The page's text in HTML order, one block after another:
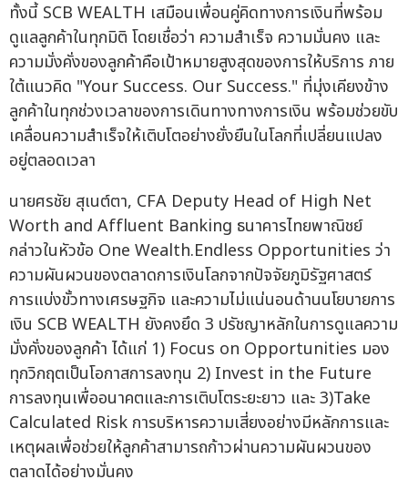
ทั้งนี้ SCB WEALTH เสมือนเพื่อนคู่คิดทางการเงินที่พร้อม
ดูแลลูกค้าในทุกมิติ โดยเชื่อว่า ความสำเร็จ ความมั่นคง และ
ความมั่งคั่งของลูกค้าคือเป้าหมายสูงสุดของการให้บริการ ภาย
ใต้แนวคิด "Your Success. Our Success." ที่มุ่งเคียงข้าง
ลูกค้าในทุกช่วงเวลาของการเดินทางทางการเงิน พร้อมช่วยขับ
เคลื่อนความสำเร็จให้เติบโตอย่างยั่งยืนในโลกที่เปลี่ยนแปลง
อยู่ตลอดเวลา
นายศรชัย สุเนต์ตา, CFA Deputy Head of High Net
Worth and Affluent Banking ธนาคารไทยพาณิชย์
กล่าวในหัวข้อ One Wealth.Endless Opportunities ว่า
ความผันผวนของตลาดการเงินโลกจากปัจจัยภูมิรัฐศาสตร์
การแบ่งขั้วทางเศรษฐกิจ และความไม่แน่นอนด้านนโยบายการ
เงิน SCB WEALTH ยังคงยึด 3 ปรัชญาหลักในการดูแลความ
มั่งคั่งของลูกค้า ได้แก่ 1) Focus on Opportunities มอง
ทุกวิกฤตเป็นโอกาสการลงทุน 2) Invest in the Future
การลงทุนเพื่ออนาคตและการเติบโตระยะยาว และ 3)Take
Calculated Risk การบริหารความเสี่ยงอย่างมีหลักการและ
เหตุผลเพื่อช่วยให้ลูกค้าสามารถก้าวผ่านความผันผวนของ
ตลาดได้อย่างมั่นคง